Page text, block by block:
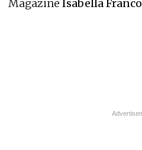
Magazine Isabella Franco